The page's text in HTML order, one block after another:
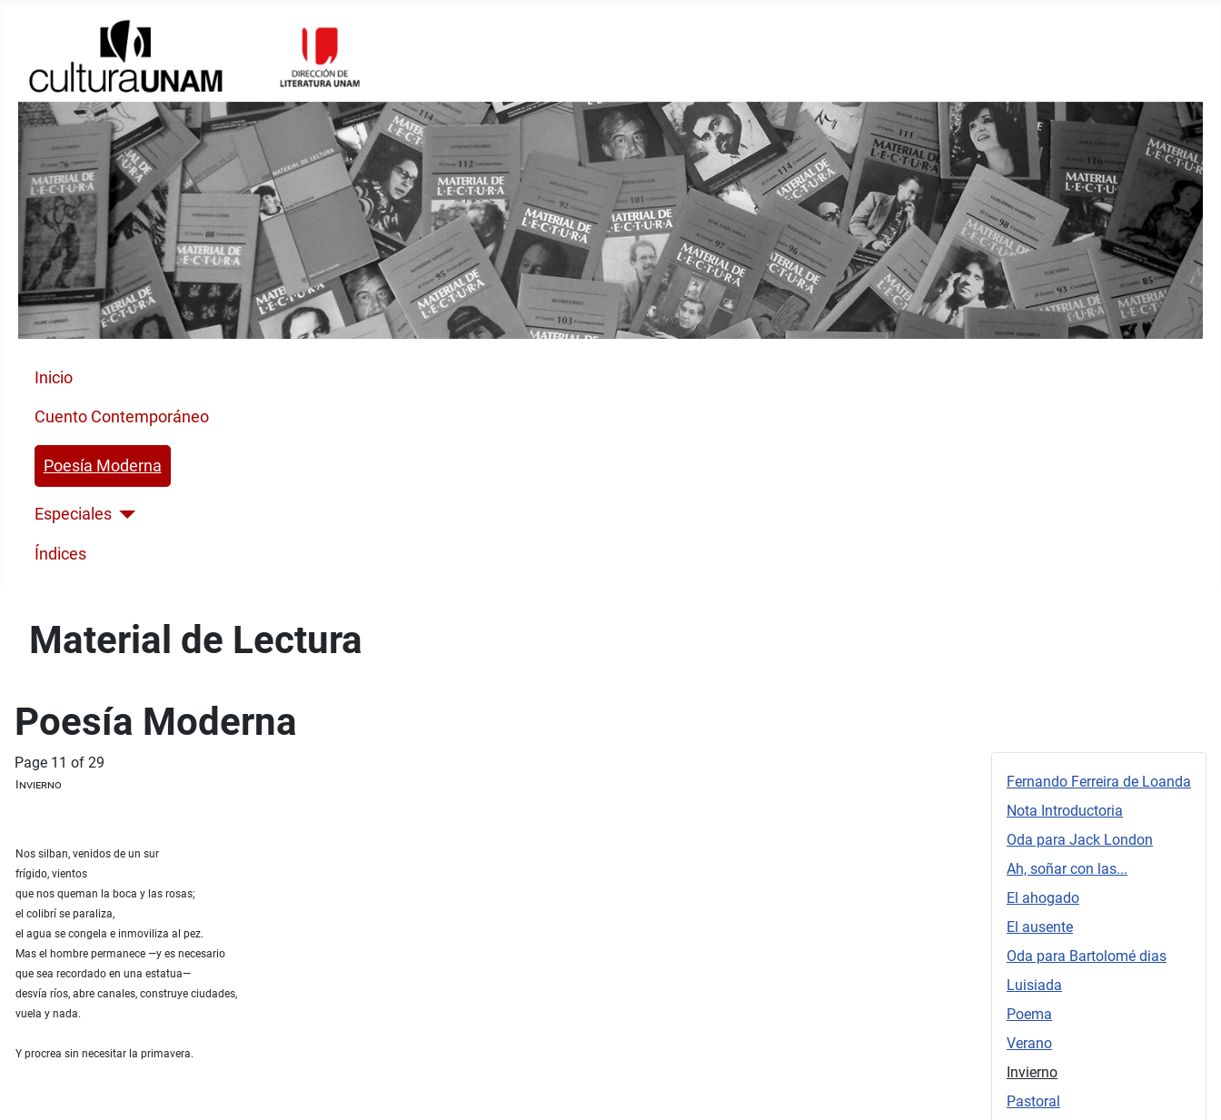
Inicio
Cuento Contemporáneo
Poesía Moderna
Especiales
Índices
Material de Lectura
Poesía Moderna
Fernando Ferreira de Loanda
Nota Introductoria
Oda para Jack London
Ah, soñar con las...
El ahogado
El ausente
Oda para Bartolomé dias
Luisiada
Poema
Verano
Invierno
Pastoral
Page 11 of 29
Invierno
Nos silban, venidos de un sur
frígido, vientos
que nos queman la boca y las rosas;
el colibrí se paraliza,
el agua se congela e inmoviliza al pez.
Mas el hombre permanece —y es necesario
que sea recordado en una estatua—
desvía ríos, abre canales, construye ciudades,
vuela y nada.
Y procrea sin necesitar la primavera.